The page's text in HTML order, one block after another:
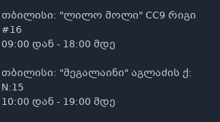
თბილისი: "ლილო მოლი" CC9 რიგი
#16
09:00 დან - 18:00 მდე
თბილისი: "მეგალაინი" აგლაძის ქ:
N:15
10:00 დან - 19:00 მდე